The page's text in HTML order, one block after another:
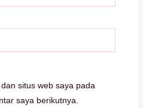
situs web saya pada
saya berikutnya.